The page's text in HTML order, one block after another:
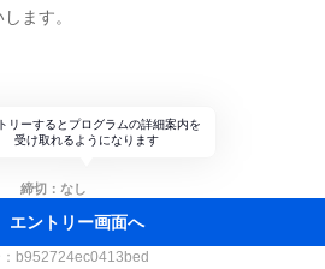
ます。
リーするとプログラムの詳細案内を
受け取れるようになります
締切：なし
エントリー画面へ
b952724ec0413bed